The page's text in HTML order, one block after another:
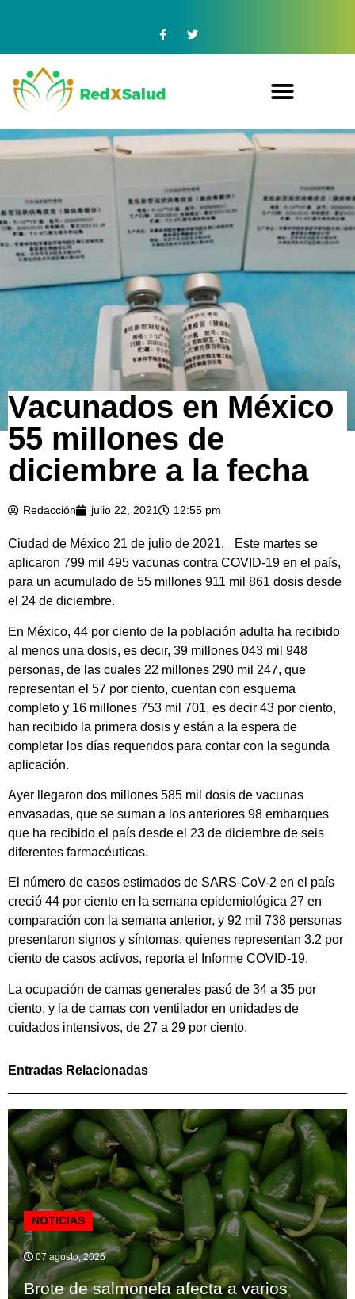
Vacunados en México
55 millones de
diciembre a la fecha
Redacción julio 22, 2021 12:55 pm
Ciudad de México 21 de julio de 2021._ Este martes se
aplicaron 799 mil 495 vacunas contra COVID-19 en el país,
para un acumulado de 55 millones 911 mil 861 dosis desde
el 24 de diciembre.
En México, 44 por ciento de la población adulta ha recibido
al menos una dosis, es decir, 39 millones 043 mil 948
personas, de las cuales 22 millones 290 mil 247, que
representan el 57 por ciento, cuentan con esquema
completo y 16 millones 753 mil 701, es decir 43 por ciento,
han recibido la primera dosis y están a la espera de
completar los días requeridos para contar con la segunda
aplicación.
Ayer llegaron dos millones 585 mil dosis de vacunas
envasadas, que se suman a los anteriores 98 embarques
que ha recibido el país desde el 23 de diciembre de seis
diferentes farmacéuticas.
El número de casos estimados de SARS-CoV-2 en el país
creció 44 por ciento en la semana epidemiológica 27 en
comparación con la semana anterior, y 92 mil 738 personas
presentaron signos y síntomas, quienes representan 3.2 por
ciento de casos activos, reporta el Informe COVID-19.
La ocupación de camas generales pasó de 34 a 35 por
ciento, y la de camas con ventilador en unidades de
cuidados intensivos, de 27 a 29 por ciento.
Entradas Relacionadas
NOTICIAS
07 agosto, 2026
Brote de salmonela afecta a varios